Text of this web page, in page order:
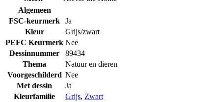
Algemeen
FSC-keurmerk
Ja
Kleur
Grijs/zwart
PEFC Keurmerk Nee
Dessinnummer
89434
Thema
Natuur en dieren
Voorgeschilderd Nee
Met dessin
Ja
Kleurfamilie
Grijs, Zwart